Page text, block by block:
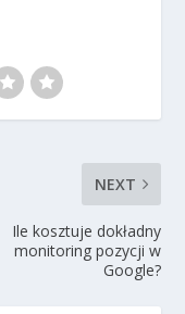
NEXT
Ile kosztuje dokładny
monitoring pozycji w
Google?